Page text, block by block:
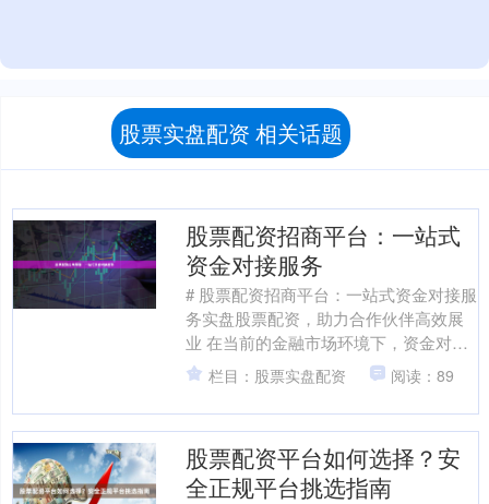
股票实盘配资 相关话题
股票配资招商平台：一站式
资金对接服务
# 股票配资招商平台：一站式资金对接服
务实盘股票配资，助力合作伙伴高效展
业 在当前的金融市场环境下，资金对接
效率直接影响着业务拓展的速度与规
模。股票配资招商平台....
栏目：股票实盘配资 阅读：89
股票配资平台如何选择？安
全正规平台挑选指南